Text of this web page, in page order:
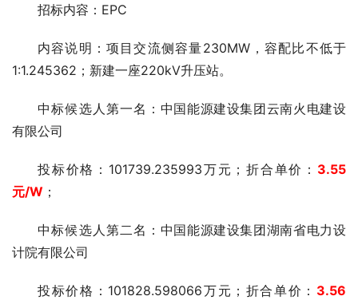
招标内容：EPC
内容说明：项目交流侧容量230MW，容配比不低于
1:1.245362；新建一座220kV升压站。
中标候选人第一名：中国能源建设集团云南火电建设
有限公司
投标价格：101739.235993万元；折合单价： 3.55
元/W ；
中标候选人第二名：中国能源建设集团湖南省电力设
计院有限公司
投标价格：101828.598066万元；折合单价： 3.56